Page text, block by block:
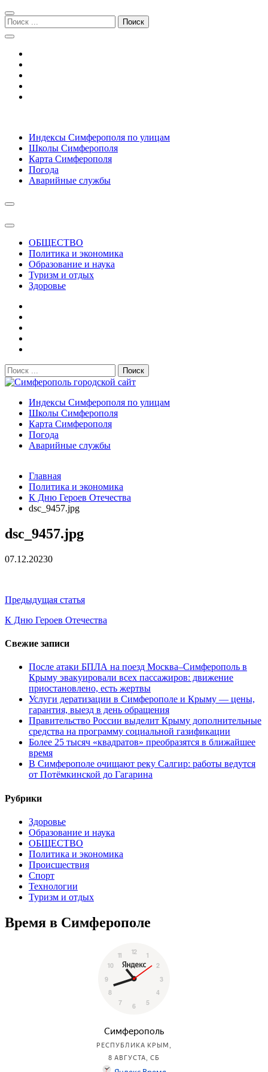
Перейти
к
навигации
Перейти
к
содержимому
Поиск:
Симферополь городской сайт
Индексы Симферополя по улицам
Школы Симферополя
Карта Симферополя
Погода
Аварийные службы
ОБЩЕСТВО
Политика и экономика
Образование и наука
Туризм и отдых
Здоровье
Поиск:
Симферополь городской сайт
Индексы Симферополя по улицам
Школы Симферополя
Карта Симферополя
Погода
Аварийные службы
После атаки БПЛА на поезд Москва–Симферополь в
Крыму эвакуировали всех пассажиро...
Услуги дератизации в Симферополе и Крыму — цены,
Правительство России выделит Крыму дополнительные
средства на программу социальн...
время...
Главная
Политика и экономика
К Дню Героев Отечества
dsc_9457.jpg
dsc_9457.jpg
07.12.20230
Навигация
по
Предыдущая статья
К Дню Героев Отечества
Свежие записи
После атаки БПЛА на поезд Москва–Симферополь в
Крыму эвакуировали всех пассажиров: движение
приостановлено, есть жертвы
Услуги дератизации в Симферополе и Крыму — цены,
гарантия, выезд в день обращения
Правительство России выделит Крыму дополнительные
средства на программу социальной газификации
Более 25 тысяч «квадратов» преобразятся в ближайшее
время
В Симферополе очищают реку Салгир: работы ведутся
от Потёмкинской до Гагарина
Рубрики
Здоровье
Образование и наука
ОБЩЕСТВО
Политика и экономика
Происшествия
Спорт
Технологии
Туризм и отдых
Время в Симферополе